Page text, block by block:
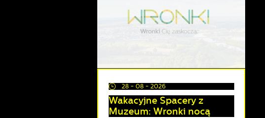
28 - 08 - 2026
Wakacyjne Spacery z
Muzeum: Wronki nocą